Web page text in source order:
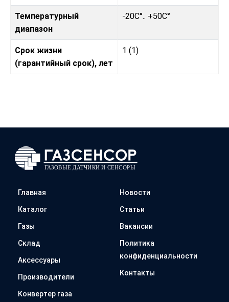
Температурный
диапазон
-20C°.. +50C°
Срок жизни
(гарантийный срок), лет
1 (1)
Главная
Каталог
Газы
Склад
Аксессуары
Производители
Конвертер газа
Новости
Статьи
Вакансии
Политика
конфиденциальности
Контакты